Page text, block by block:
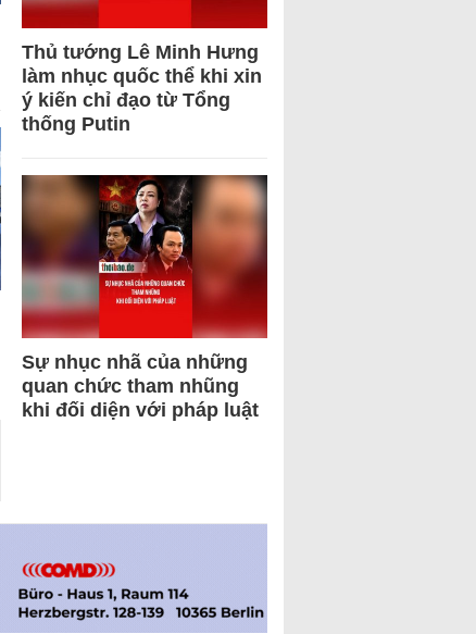
Thủ tướng Lê Minh Hưng
làm nhục quốc thể khi xin
ý kiến chỉ đạo từ Tổng
thống Putin
Sự nhục nhã của những
quan chức tham nhũng
khi đối diện với pháp luật